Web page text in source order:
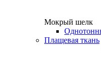
Мокрый шелк
Плащевая ткань